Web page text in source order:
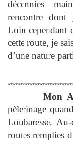
décennies
rencontre dont
Loin cependant
cette route, je
d’une nature
Mon
pèlerinage
Loubaresse.
routes remplies